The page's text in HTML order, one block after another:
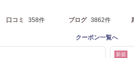
口コミ 358件 ブログ 3862件
クーポン一覧へ
新規